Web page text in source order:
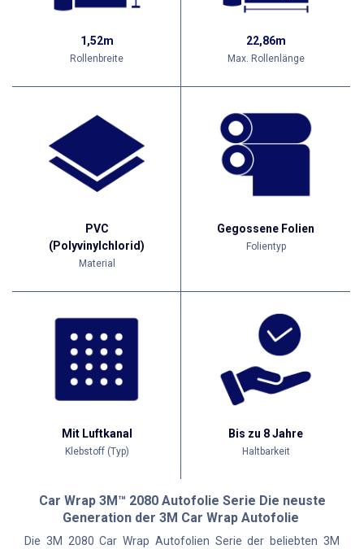
1,52m
Rollenbreite
22,86m
Max. Rollenlänge
PVC
(Polyvinylchlorid)
Material
Gegossene Folien
Folientyp
Mit Luftkanal
Klebstoff (Typ)
Bis zu 8 Jahre
Haltbarkeit
Car Wrap 3M™ 2080 Autofolie Serie Die neuste
Generation der 3M Car Wrap Autofolie
Die 3M 2080 Car Wrap Autofolien Serie der beliebten 3M